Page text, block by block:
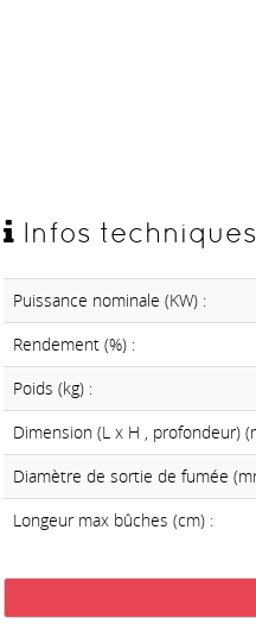
Infos techniques
Puissance nominale (KW) :
Rendement (%) :
Poids (kg) :
Dimension (L x H , profondeur)
Diamètre de sortie de fumée
Longeur max bûches (cm) :